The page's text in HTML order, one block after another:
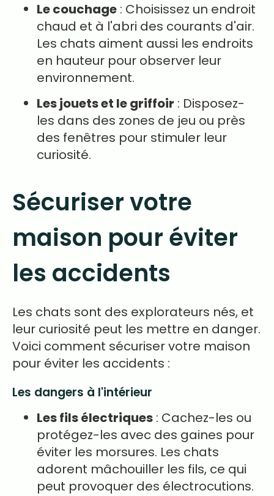
Le couchage : Choisissez un endroit
chaud et à l'abri des courants d'air.
Les chats aiment aussi les endroits
en hauteur pour observer leur
environnement.
Les jouets et le griffoir : Disposez-
les dans des zones de jeu ou près
des fenêtres pour stimuler leur
curiosité.
Sécuriser votre
maison pour éviter
les accidents
Les chats sont des explorateurs nés, et
leur curiosité peut les mettre en danger.
Voici comment sécuriser votre maison
pour éviter les accidents :
Les dangers à l'intérieur
Les fils électriques : Cachez-les ou
protégez-les avec des gaines pour
éviter les morsures. Les chats
adorent mâchouiller les fils, ce qui
peut provoquer des électrocutions.